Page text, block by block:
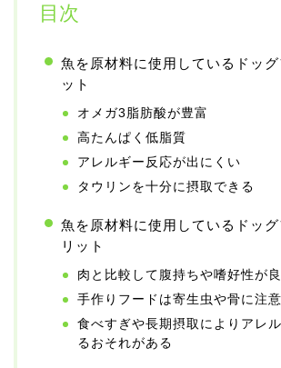
目次
魚を原材料に使用しているドッグ
ット
オメガ3脂肪酸が豊富
高たんぱく低脂質
アレルギー反応が出にくい
タウリンを十分に摂取できる
魚を原材料に使用しているドッグ
リット
肉と比較して腹持ちや嗜好性が
手作りフードは寄生虫や骨に注
食べすぎや長期摂取によりアレ
るおそれがある